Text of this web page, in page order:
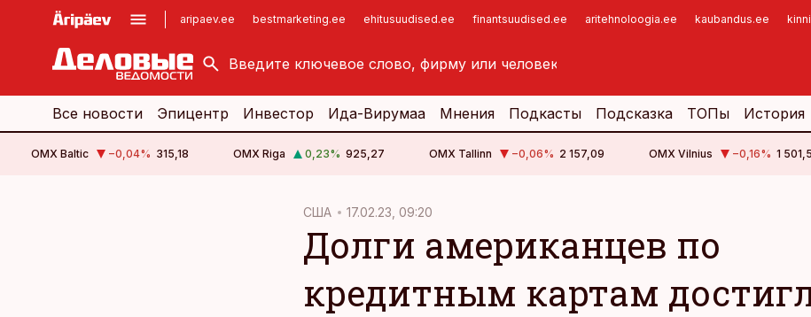
aripaev.ee bestmarketing.ee ehitusuudised.ee finantsuudised.ee aritehnoloogia.ee kaubandus.ee
kinnisvarauudised.ee
logistikauudised.ee
imelineajalugu.ee
Все новости Эпицентр Инвестор Ида-Вирумаа Мнения Подкасты Подсказка ТОПы История
OMX Baltic −0,04% 315,18 OMX Riga 0,23% 925,27 OMX Tallinn −0,06% 2 157,09 OMX Vilnius −0,16% 1
США 17.02.23, 09:20
Долги американцев по
кредитным картам